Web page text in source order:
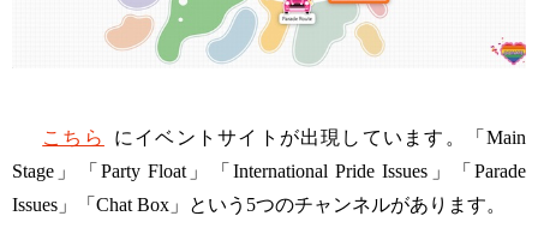
こちら
にイベントサイトが出現しています。「Main
Stage」「Party Float」「International Pride Issues」「Parade
Issues」「Chat Box」という5つのチャンネルがあります。